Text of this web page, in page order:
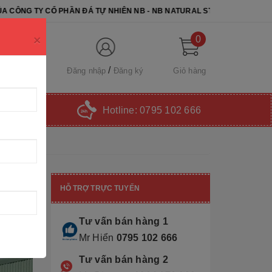
ĐÁ TỰ NHIÊN NB - NB NATURAL STONE. CHÚC QUÝ KHÁCH
Đăng nhập Đăng ký
0
Giỏ hàng
Hotline: 0795 102 666
×
HỖ TRỢ TRỰC TUYẾN
Tư vấn bán hàng 1
Mr Hiển 0795 102 666
Tư vấn bán hàng 2